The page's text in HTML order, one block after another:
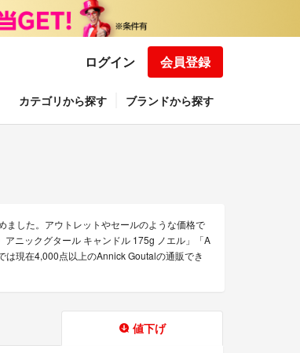
ログイン 会員登録
カテゴリから探す ブランドから探す
ました。アウトレットやセールのような価格で
ニックグタール キャンドル 175g ノエル」「A
現在4,000点以上のAnnick Goutalの通販でき
値下げ